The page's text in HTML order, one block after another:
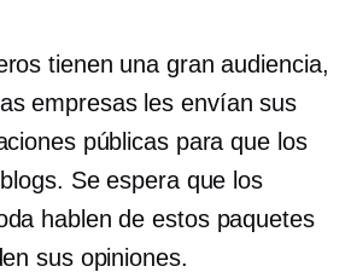
tienen una gran audiencia,
empresas les envían sus
públicas para que los
Se espera que los
hablen de estos paquetes
sus opiniones.